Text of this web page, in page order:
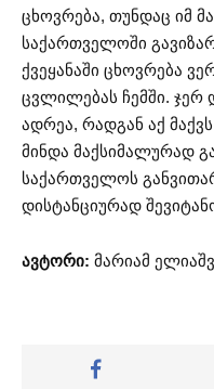
ცხოვრება, თუნდაც იმ
საქართველოში
ქვეყანაში ცხოვრება
ცვლილებას ჩემში. ჯერ
ადრეა, რადგან აქ
მინდა მაქსიმალურად
საქართველოს
დისტანციურად
ავტორი: მარიამ